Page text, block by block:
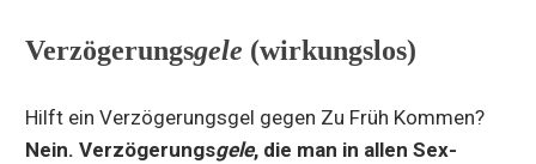
Verzögerungsgele (wirkungslos)
Hilft ein Verzögerungsgel gegen Zu Früh Kommen?
Nein. Verzögerungsgele, die man in allen Sex-